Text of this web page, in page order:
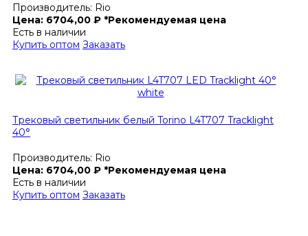
Производитель: Rio
Цена: 6704,00 ₽ *Рекомендуемая цена
Есть в наличии
Купить оптом Заказать
Трековый светильник белый Torino L4T707 Tracklight
40°
Производитель: Rio
Цена: 6704,00 ₽ *Рекомендуемая цена
Есть в наличии
Купить оптом Заказать